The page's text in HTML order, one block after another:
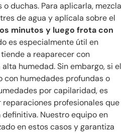
o duchas. Para aplicarla, mezcla
de agua y aplícala sobre el
minutos y luego frota con
es especialmente útil en
a reaparecer con
humedad. Sin embargo, si el
con humedades profundas o
por capilaridad, es
profesionales que
Nuestro equipo en
en estos casos y garantiza